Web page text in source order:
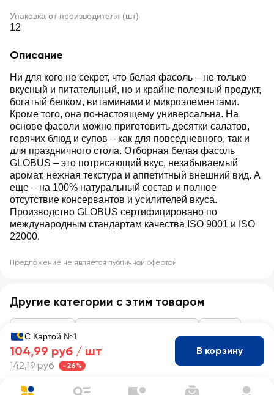
Упаковка от производителя (шт)
12
Описание
Ни для кого не секрет, что белая фасоль – не только
вкусный и питательный, но и крайне полезный продукт,
богатый белком, витаминами и микроэлементами.
Кроме того, она по-настоящему универсальна. На
основе фасоли можно приготовить десятки салатов,
горячих блюд и супов – как для повседневного, так и
для праздничного стола. Отборная белая фасоль
GLOBUS – это потрясающий вкус, незабываемый
аромат, нежная текстура и аппетитный внешний вид. А
еще – на 100% натуральный состав и полное
отсутствие консервантов и усилителей вкуса.
Производство GLOBUS сертифицировано по
международным стандартам качества ISO 9001 и ISO
22000.
Предложение не является публичной офертой
Другие категории с этим товаром
С Картой №1
104,99 руб / шт
142,19 руб -26%
В корзину